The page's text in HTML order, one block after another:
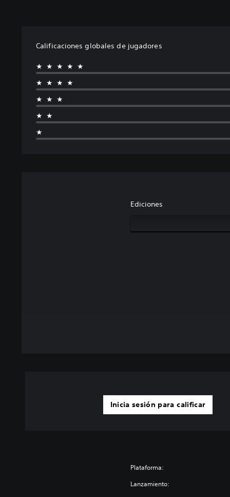
Calificaciones globales de jugadores
★★★★★
★★★★
★★★
★★
★
Ediciones
Inicia sesión para calificar
Plataforma:
Lanzamiento: